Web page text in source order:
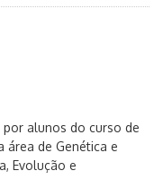
alunos do curso de
área de Genética e
Evolução e